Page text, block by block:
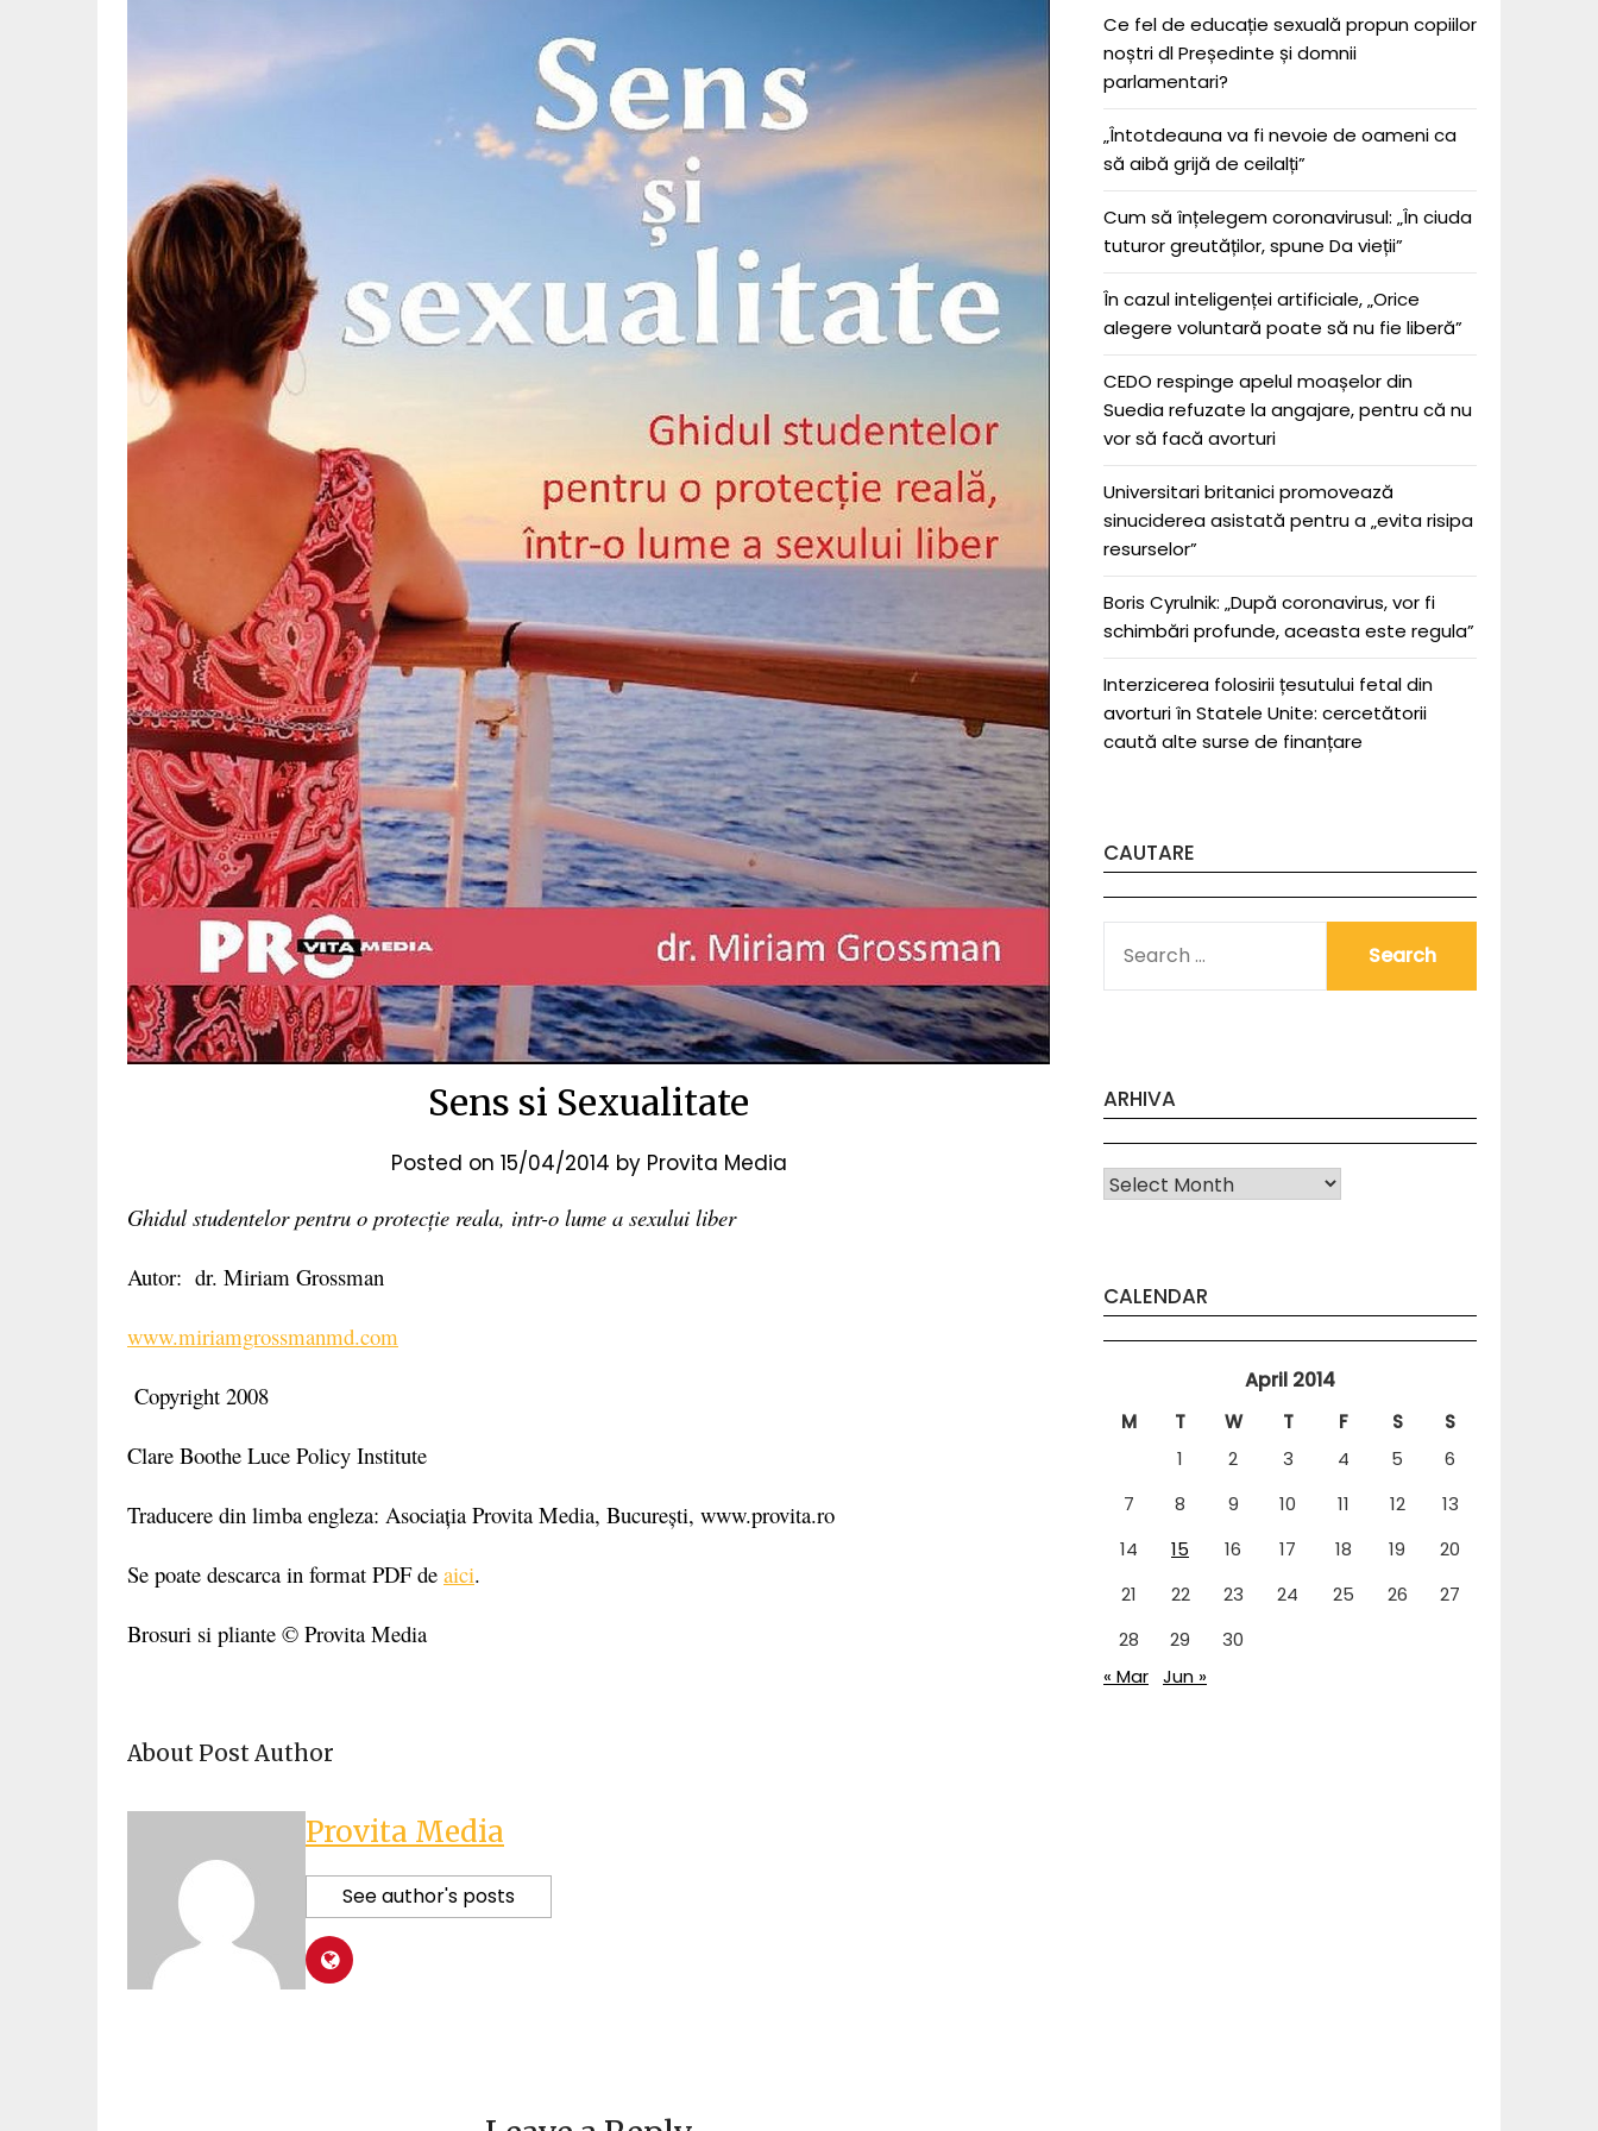
Sens si Sexualitate
Posted on 15/04/2014 by Provita Media
Ghidul studentelor pentru o protecție reala, intr-o lume a sexului liber
Autor: dr. Miriam Grossman
www.miriamgrossmanmd.com
Copyright 2008
Clare Boothe Luce Policy Institute
Traducere din limba engleza: Asociația Provita Media, București, www.provita.ro
Se poate descarca in format PDF de aici.
Brosuri si pliante © Provita Media
About Post Author
Provita Media
See author's posts
Ce fel de educație sexuală propun copiilor
noștri dl Președinte și domnii
parlamentari?
„Întotdeauna va fi nevoie de oameni ca
să aibă grijă de ceilalți”
Cum să înțelegem coronavirusul: „În ciuda
tuturor greutăților, spune Da vieții”
În cazul inteligenței artificiale, „Orice
alegere voluntară poate să nu fie liberă”
CEDO respinge apelul moașelor din
Suedia refuzate la angajare, pentru că nu
vor să facă avorturi
Universitari britanici promovează
sinuciderea asistată pentru a „evita risipa
resurselor”
Boris Cyrulnik: „După coronavirus, vor fi
schimbări profunde, aceasta este regula”
Interzicerea folosirii țesutului fetal din
avorturi în Statele Unite: cercetătorii
caută alte surse de finanțare
CAUTARE
FOR:
ARHIVA
Arhiva
CALENDAR
April 2014
M T W T F S
S
1
2 3 4 5
6
7
8 9 10 11 12
13
14
15 16 17 18 19
20
21
22 23 24 25 26
27
28
29
30
« Mar Jun »